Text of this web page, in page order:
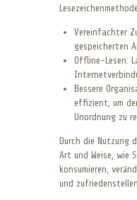
Vereinfachter
gespeicherten
Offline-Lesen:
Bessere
effizient, um
Unordnung zu
Durch die Nutzung
Art und Weise, wie
konsumieren,
und